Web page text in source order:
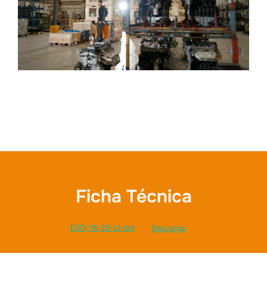
Ficha Técnica
EXD-18-20-Li-Ion Descarga